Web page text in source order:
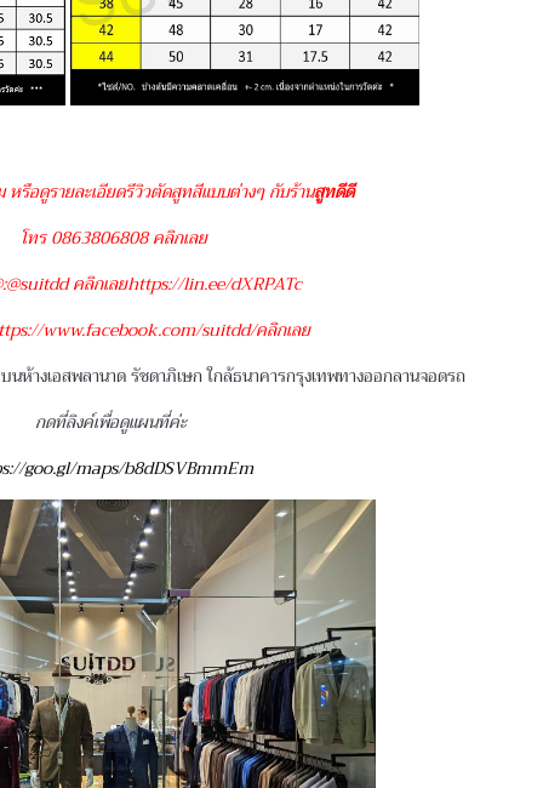
หรือดูรายละเอียดรีวิวตัดสูทสีแบบต่างๆ กับร้านสูทดีดี
โทร 0863806808 คลิกเลย
คลิกเลยhttps://lin.ee/dXRPATc
www.facebook.com/suitdd/คลิกเลย
ห้างเอสพลานาด รัชดาภิเษก ใกล้ธนาคารกรุงเทพทางออกลานจอดรถ
กดที่ลิงค์เพื่อดูแผนที่ค่ะ
goo.gl/maps/b8dDSVBmmEm